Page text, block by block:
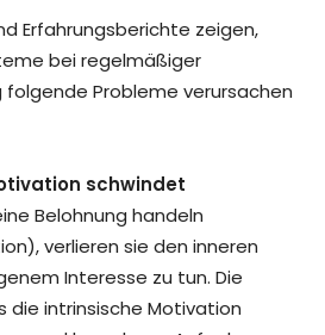
Erfahrungsberichte zeigen,
bei regelmäßiger
Probleme verursachen
schwindet
Belohnung handeln
verlieren sie den inneren
Interesse zu tun. Die
die intrinsische Motivation